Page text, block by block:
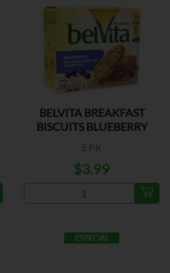
BELVITA BREAKFAST
BISCUITS BLUEBERRY
5 PK
$3.99
ESPECIAL